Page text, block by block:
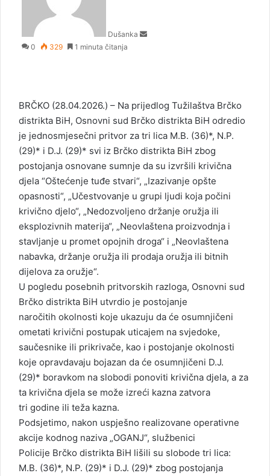
Dušanka
0 329 1 minuta čitanja
BRČKO (28.04.2026.) – Na prijedlog Tužilaštva Brčko
distrikta BiH, Osnovni sud Brčko distrikta BiH odredio
je jednosmjesečni pritvor za tri lica M.B. (36)*, N.P.
(29)* i D.J. (29)* svi iz Brčko distrikta BiH zbog
postojanja osnovane sumnje da su izvršili krivična
djela “Oštećenje tuđe stvari“, „Izazivanje opšte
opasnosti“, „Učestvovanje u grupi ljudi koja počini
krivično djelo“, „Nedozvoljeno držanje oružja ili
eksplozivnih materija“, „Neovlaštena proizvodnja i
stavljanje u promet opojnih droga“ i „Neovlaštena
nabavka, držanje oružja ili prodaja oružja ili bitnih
dijelova za oružje“.
U pogledu posebnih pritvorskih razloga, Osnovni sud
Brčko distrikta BiH utvrdio je postojanje
naročitih okolnosti koje ukazuju da će osumnjičeni
ometati krivični postupak uticajem na svjedoke,
saučesnike ili prikrivače, kao i postojanje okolnosti
koje opravdavaju bojazan da će osumnjičeni D.J.
(29)* boravkom na slobodi ponoviti krivična djela, a za
ta krivična djela se može izreći kazna zatvora
tri godine ili teža kazna.
Podsjetimo, nakon uspješno realizovane operativne
akcije kodnog naziva „OGANJ“, službenici
Policije Brčko distrikta BiH lišili su slobode tri lica:
M.B. (36)*, N.P. (29)* i D.J. (29)* zbog postojanja